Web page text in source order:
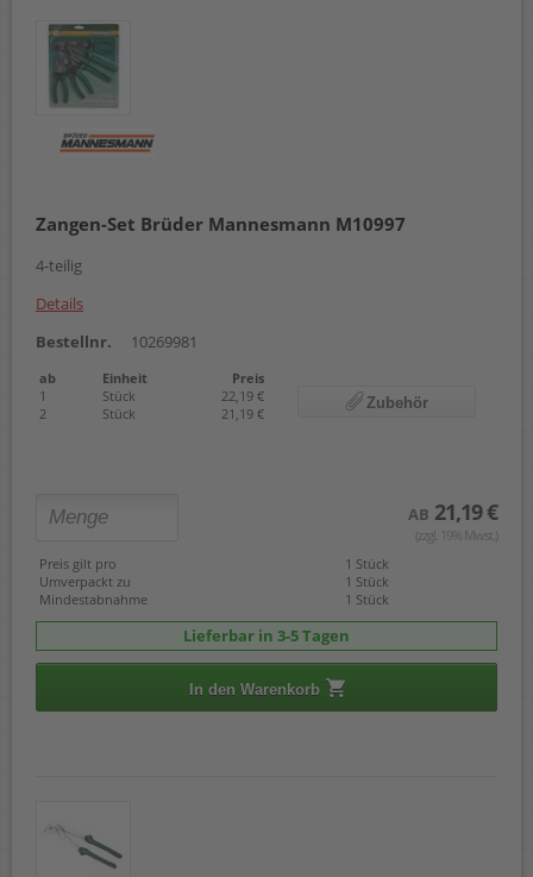
Zangen-Set Brüder Mannesmann M10997
4-teilig
Details
Bestellnr.
10269981
ab Einheit
Preis
1
Stück
22,19 €
2
Stück 21,19 €
Zubehör
AB 21,19 €
(zzgl. 19% Mwst.)
Preis gilt pro
1 Stück
Umverpackt zu
1 Stück
Mindestabnahme
1 Stück
Lieferbar in 3-5 Tagen
In den Warenkorb